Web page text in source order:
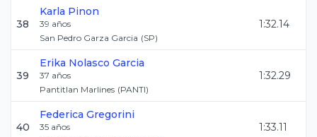
38
Karla Pinon
39 años
San Pedro Garza Garcia (SP)
1:32.14
39
Erika Nolasco Garcia
37 años
Pantitlan Marlines (PANTI)
1:32.29
40
Federica Gregorini
35 años
1:33.11